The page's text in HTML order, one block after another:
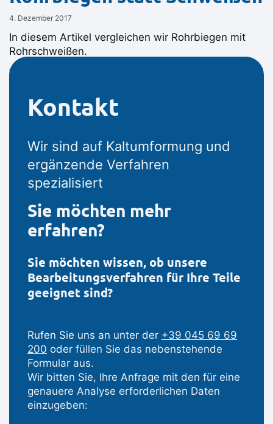
4. Dezember 2017
In diesem Artikel vergleichen wir Rohrbiegen mit
Rohrschweißen.
Weiterlesen ⟶
Kontakt
Wir sind auf Kaltumformung und
ergänzende Verfahren
spezialisiert
Sie möchten mehr
erfahren?
Sie möchten wissen, ob unsere
Bearbeitungsverfahren für Ihre Teile
geeignet sind?
Rufen Sie uns an unter der +39 045 69 69
200 oder füllen Sie das nebenstehende
Formular aus.
Wir bitten Sie, Ihre Anfrage mit den für eine
genauere Analyse erforderlichen Daten
einzugeben: